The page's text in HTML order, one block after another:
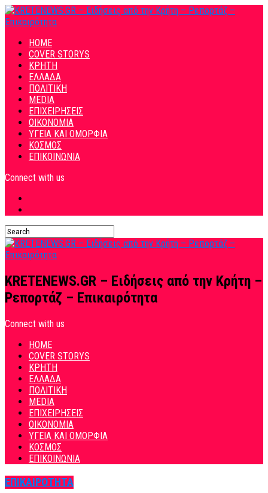
HOME
COVER STORYS
ΚΡΗΤΗ
ΕΛΛΑΔΑ
ΠΟΛΙΤΙΚΗ
MEDIA
ΕΠΙΧΕΙΡΗΣΕΙΣ
ΟΙΚΟΝΟΜΙΑ
ΥΓΕΙΑ ΚΑΙ ΟΜΟΡΦΙΑ
ΚΟΣΜΟΣ
ΕΠΙΚΟΙΝΩΝΙΑ
Connect with us
KRETENEWS.GR – Ειδήσεις από την Κρήτη –
Ρεπορτάζ – Επικαιρότητα
Connect with us
HOME
COVER STORYS
ΚΡΗΤΗ
ΕΛΛΑΔΑ
ΠΟΛΙΤΙΚΗ
MEDIA
ΕΠΙΧΕΙΡΗΣΕΙΣ
ΟΙΚΟΝΟΜΙΑ
ΥΓΕΙΑ ΚΑΙ ΟΜΟΡΦΙΑ
ΚΟΣΜΟΣ
ΕΠΙΚΟΙΝΩΝΙΑ
ΕΠΙΚΑΙΡΟΤΗΤΑ